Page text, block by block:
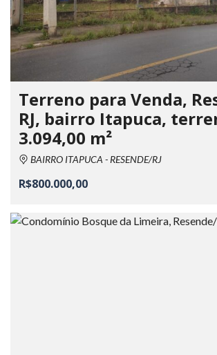
Terreno para Venda,
RJ, bairro Itapuca,
3.094,00 m²
BAIRRO ITAPUCA - RESENDE/RJ
R$800.000,00